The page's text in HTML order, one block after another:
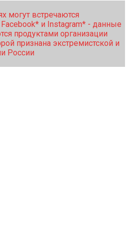
могут встречаются
и Instagram* - данные
продуктами организации
признана экстремистской и
России